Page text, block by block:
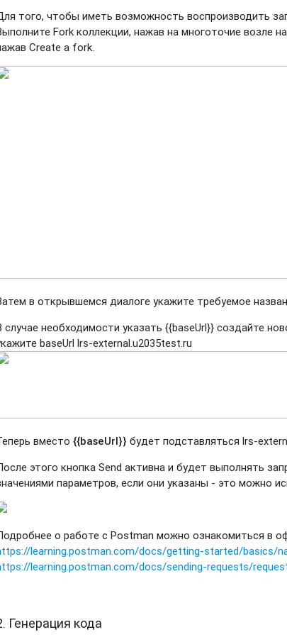
того, чтобы иметь возможность воспроизводить
Fork коллекции, нажав на многоточие возле
Create a fork.
в открывшемся диалоге укажите требуемое
случае необходимости указать {{baseUrl}} создайте
baseUrl lrs-external.u2035test.ru
вместо{{baseUrl}} будет подставляться lrs-
этого кнопка Send активна и будет выполнять
параметров, если они указаны - это можно
о работе с Postman можно ознакомиться в
learning.postman.com/docs/getting-started/basics/
learning.postman.com/docs/sending-requests/
Генерация кода